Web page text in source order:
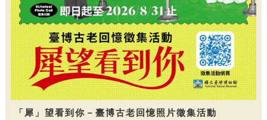
「犀」望看到你－臺博古老回憶照片徵集活動